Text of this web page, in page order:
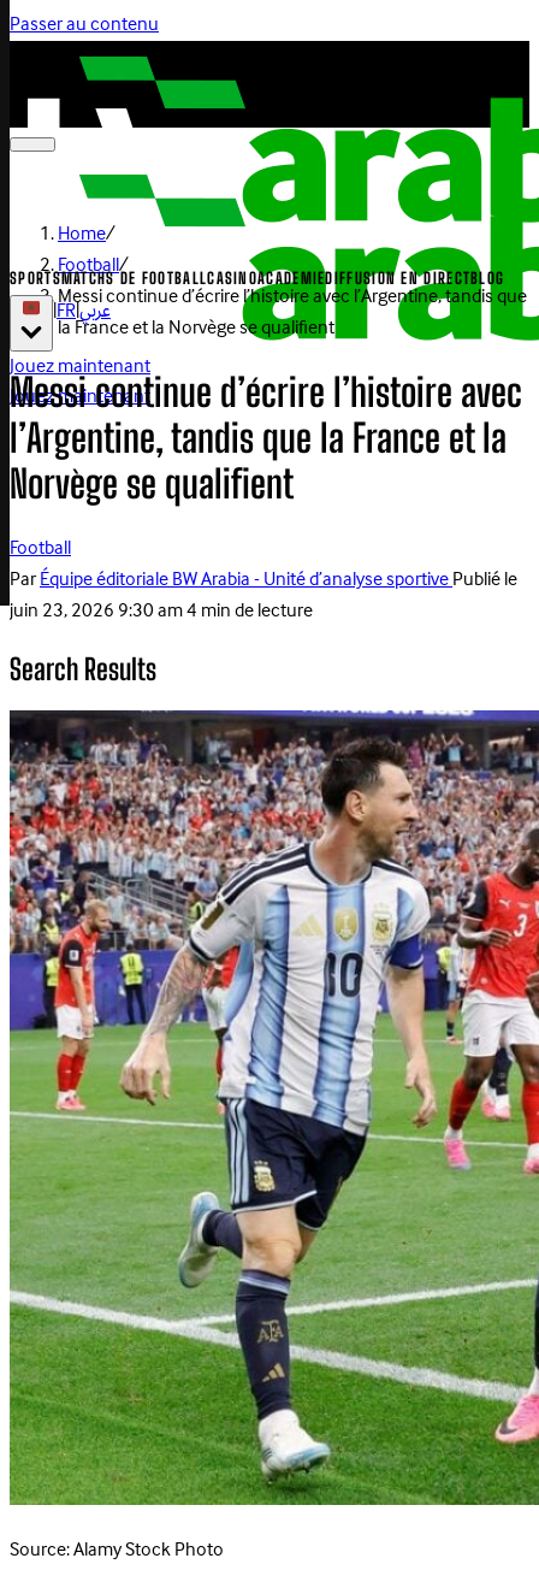
Passer au contenu
SPORTSMATCHS DE FOOTBALLCASINOACADEMIEDIFFUSION EN DIRECTBLOG
|FR|عربي
Jouez maintenant
Jouez maintenant
Home/
Football/
Messi continue d’écrire l’histoire avec l’Argentine, tandis que
la France et la Norvège se qualifient
Messi continue d’écrire l’histoire avec
l’Argentine, tandis que la France et la
Norvège se qualifient
Football
ParÉquipe éditoriale BW Arabia - Unité d’analyse sportivePublié le
juin 23, 2026 9:30 am4 min de lecture
Search Results
Source: Alamy Stock Photo